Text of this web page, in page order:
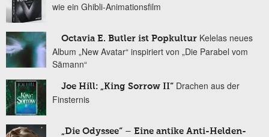
wie ein Ghibli-Animationsfilm
Octavia E. Butler ist Popkultur Kelelas neues
Album „New Avatar“ inspiriert von „Die Parabel vom
Sämann“
Joe Hill: „King Sorrow II“ Drachen aus der
Finsternis
„Die Odyssee“ – Eine antike Anti-Helden-